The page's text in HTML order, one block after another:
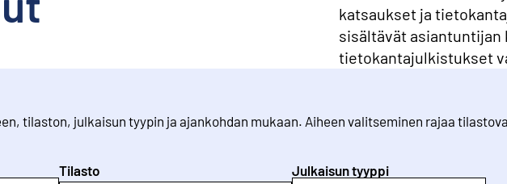
katsaukset ja
sisältävät
tietokantajulkistukset
tilaston, julkaisun tyypin ja ajankohdan mukaan. Aiheen valitseminen rajaa
Tilasto
Julkaisun tyyppi